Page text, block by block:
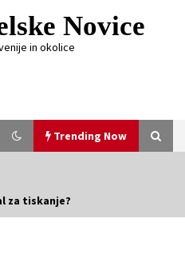
Novice
in okolice
Trending Now
za tiskanje?